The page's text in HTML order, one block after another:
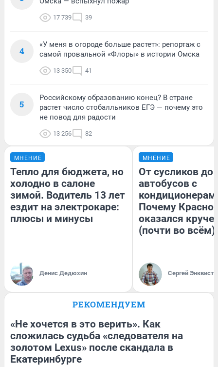
17 739 39
4
«У меня в огороде больше растет»: репортаж с
самой провальной «Флоры» в истории Омска
13 350 41
5
Российскому образованию конец? В стране
растет число стобалльников ЕГЭ — почему это
не повод для радости
13 256 82
МНЕНИЕ
Тепло для бюджета, но
холодно в салоне
зимой. Водитель 13 лет
ездит на электрокаре:
плюсы и минусы
Денис Дедюхин
МНЕНИЕ
От сусликов до
автобусов с
Почему
оказался
(почти во всём)
Сергей Энквист
РЕКОМЕНДУЕМ
«Не хочется в это верить». Как
сложилась судьба «следователя на
золотом Lexus» после скандала в
Екатеринбурге